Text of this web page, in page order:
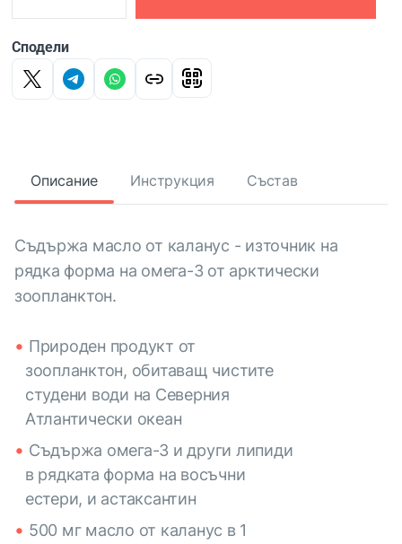
Сподели
Описание Инструкция Състав
Съдържа масло от каланус - източник на
рядка форма на омега-3 от арктически
зоопланктон.
Природен продукт от
зоопланктон, обитаващ чистите
студени води на Северния
Атлантически океан
Съдържа омега-3 и други липиди
в рядката форма на восъчни
естери, и астаксантин
500 мг масло от каланус в 1